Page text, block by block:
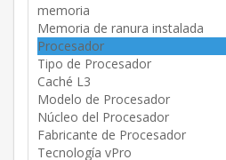
memoria
Memoria de ranura instalada
Procesador
Tipo de Procesador
Caché L3
Modelo de Procesador
Núcleo del Procesador
Fabricante de Procesador
Tecnología vPro